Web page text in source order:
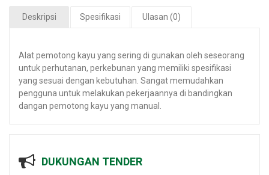
Deskripsi Spesifikasi Ulasan (0)
Alat pemotong kayu yang sering di gunakan oleh seseorang
untuk perhutanan, perkebunan yang memiliki spesifikasi
yang sesuai dengan kebutuhan. Sangat memudahkan
pengguna untuk melakukan pekerjaannya di bandingkan
dangan pemotong kayu yang manual.
DUKUNGAN TENDER